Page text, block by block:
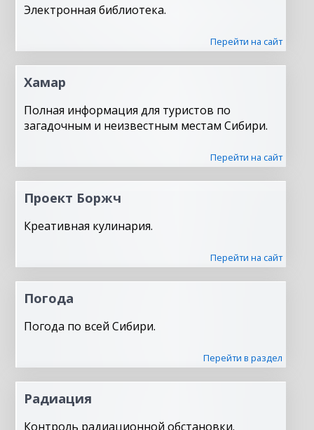
Электронная библиотека.
Перейти на сайт
Хамар
Полная информация для туристов по
загадочным и неизвестным местам Сибири.
Перейти на сайт
Проект Боржч
Креативная кулинария.
Перейти на сайт
Погода
Погода по всей Сибири.
Перейти в раздел
Радиация
Контроль радиационной обстановки.